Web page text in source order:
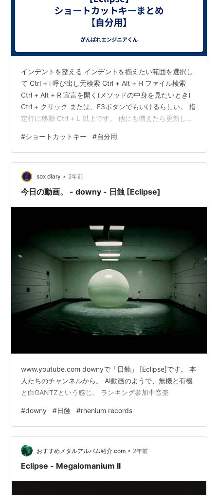
インデントを整える インデントを揃えたい範囲を選択し
て Ctrl + i 呼び出し元検索 Ctrl + Alt + H ファイル検索
Ctrl + Alt + R 宣言を開く(メソッドの中身を見たいとき)
Ctrl + クリック または、F3ボタンでもいけるらしい。 指
定行に移動 Ctrl + L 以上です。 他にも増えたら更新しよ
ってるので ここで見つからなかった方は見てみてくださ
い。 知っておくと便利！今すぐ使えるeclipseのショート
カットキー一覧 | コラビィコラム
#ショートカットキー #自分用
sox diary • 2年前
今日の動画。 - downy - 日蝕 [Eclipse]
www.youtube.com downyで「日蝕」 [Eclipse]です。 本
人たちのチャンネルから。 AI動画のようで、無機と有機
と白GANTZという感じ。 ランキング参加中音楽
#downy #日蝕 #rhenium records
おすすめメタルアルバム紹介.com • 2年前
Eclipse - Megalomanium II